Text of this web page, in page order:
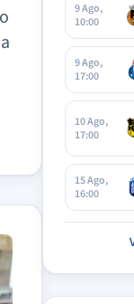
9 Ago,
10:00
9 Ago,
17:00
10 Ago,
17:00
15 Ago,
16:00